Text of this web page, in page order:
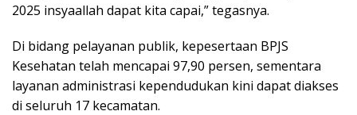
2025 insyaallah dapat kita capai,” tegasnya.
Di bidang pelayanan publik, kepesertaan BPJS
Kesehatan telah mencapai 97,90 persen, sementara
layanan administrasi kependudukan kini dapat diakses
di seluruh 17 kecamatan.